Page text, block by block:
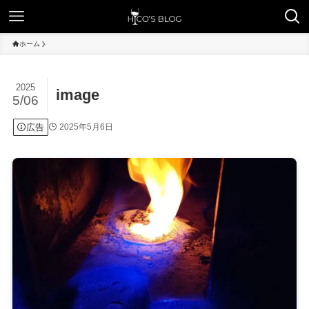
ホーム
image
2025
5/06
広告 2025年5月6日